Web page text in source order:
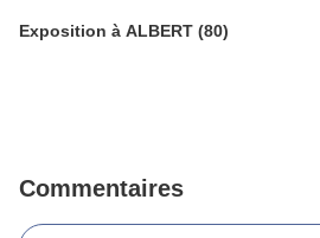
Exposition à ALBERT (80)
Commentaires